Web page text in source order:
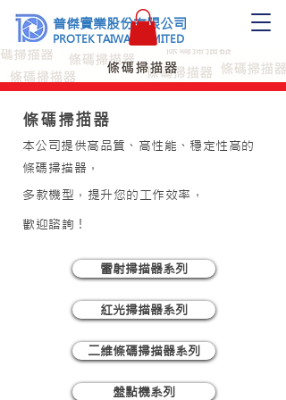
普傑實業股份有限公司
PROTEK TAIWAN LIMITED
條碼掃描器
本公司提供高品質、高性能、穩定性高的
條碼掃描器，
多款機型，提升您的工作效率，
歡迎諮詢！
雷射掃描器系列
紅光掃描器系列
二維條碼掃描器系列
盤點機系列